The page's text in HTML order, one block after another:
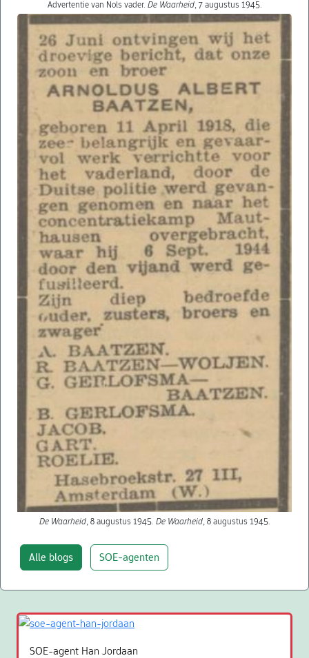
Advertentie van Nols vader. De Waarheid, 7 augustus 1945.
De Waarheid, 8 augustus 1945. De Waarheid, 8 augustus 1945.
Alle blogs SOE-agenten
SOE-agent Han Jordaan